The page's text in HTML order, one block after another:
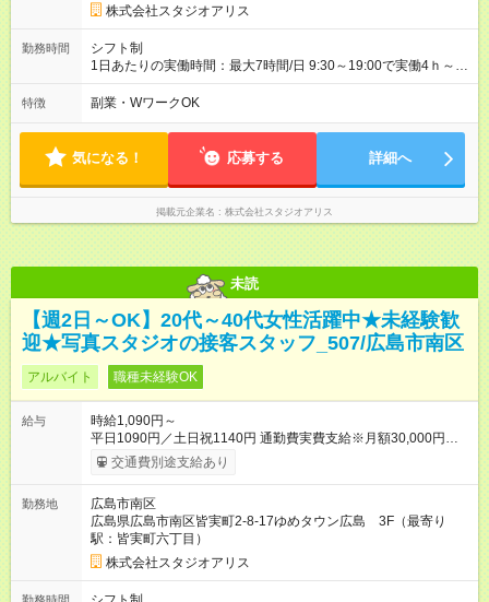
出費も怖くない♪前給制度あり】 「今月ピンチかも…」そんな時
も大丈夫！ 働いた分のお給料の一部を、 給料日前に受け取れる
嬉しい制度です。 【試用期間】試用期間あり 試用期間の長さ：
3ヶ月 雇用形態、給与は本採用時と同じです。
株式会社スタジオアリス
勤務時間
シフト制
1日あたりの実働時間：最大7時間/日 9:30～19:00で実働4ｈ～ ◆
週2日～・1日4ｈ～OK ◆土日祝勤務できる方歓迎
特徴 副業・WワークOK
気になる！ 応募する 詳細へ
掲載元企業名 株式会社スタジオアリス
未読
【週2日～OK】20代～40代女性活躍中★未経験歓
迎★写真スタジオの接客スタッフ_507/広島市南区
アルバイト 職種未経験OK
給与
時給1,090円～
平日1090円／土日祝1140円 通勤費実費支給※月額30,000円まで
■弊社の準社員へステップアップすると時給30円UP!!■ 準社員
とは… ・開店又は閉店作業が可能な方で1週間で24時間以上
格し、社内資格を有すると時給100円以上アップ！～ 【試用期
間】試用期間あり 試用期間の長さ：3ヶ月 雇用形態、給与は本
採用時と同じです。
交通費別途支給あり
勤務地
広島市南区
広島県広島市南区皆実町2-8-17ゆめタウン広島 3F（最寄り
駅：皆実町六丁目）
株式会社スタジオアリス